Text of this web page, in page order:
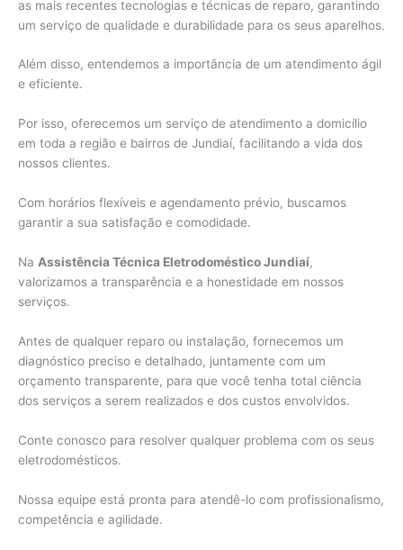
as mais recentes tecnologias e técnicas de reparo, garantindo
um serviço de qualidade e durabilidade para os seus aparelhos.
Além disso, entendemos a importância de um atendimento ágil
e eficiente.
Por isso, oferecemos um serviço de atendimento a domicílio
em toda a região e bairros de Jundiaí, facilitando a vida dos
nossos clientes.
Com horários flexíveis e agendamento prévio, buscamos
garantir a sua satisfação e comodidade.
Na Assistência Técnica Eletrodoméstico Jundiaí,
valorizamos a transparência e a honestidade em nossos
serviços.
Antes de qualquer reparo ou instalação, fornecemos um
diagnóstico preciso e detalhado, juntamente com um
orçamento transparente, para que você tenha total ciência
dos serviços a serem realizados e dos custos envolvidos.
Conte conosco para resolver qualquer problema com os seus
eletrodomésticos.
Nossa equipe está pronta para atendê-lo com profissionalismo,
competência e agilidade.